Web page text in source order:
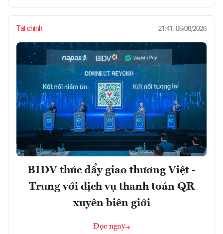
Tài chính 21:41, 06/08/2026
BIDV thúc đẩy giao thương Việt -
Trung với dịch vụ thanh toán QR
xuyên biên giới
Đọc ngay